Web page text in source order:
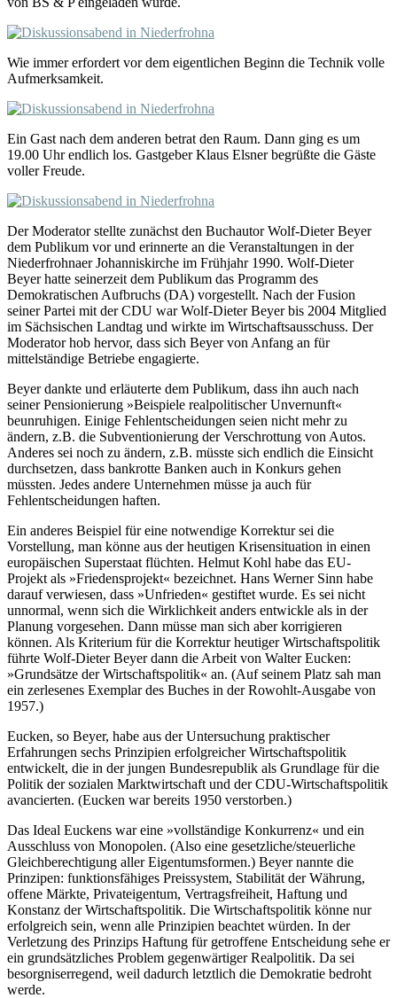
Wie immer erfordert vor dem eigentlichen Beginn die Technik volle
Aufmerksamkeit.
Ein Gast nach dem anderen betrat den Raum. Dann ging es um
19.00 Uhr endlich los. Gastgeber Klaus Elsner begrüßte die Gäste
voller Freude.
Der Moderator stellte zunächst den Buchautor Wolf-Dieter Beyer
dem Publikum vor und erinnerte an die Veranstaltungen in der
Niederfrohnaer Johanniskirche im Frühjahr 1990. Wolf-Dieter
Beyer hatte seinerzeit dem Publikum das Programm des
Demokratischen Aufbruchs (DA) vorgestellt. Nach der Fusion
seiner Partei mit der CDU war Wolf-Dieter Beyer bis 2004 Mitglied
im Sächsischen Landtag und wirkte im Wirtschaftsausschuss. Der
Moderator hob hervor, dass sich Beyer von Anfang an für
mittelständige Betriebe engagierte.
Beyer dankte und erläuterte dem Publikum, dass ihn auch nach
seiner Pensionierung »Beispiele realpolitischer Unvernunft«
beunruhigen. Einige Fehlentscheidungen seien nicht mehr zu
ändern, z.B. die Subventionierung der Verschrottung von Autos.
Anderes sei noch zu ändern, z.B. müsste sich endlich die Einsicht
durchsetzen, dass bankrotte Banken auch in Konkurs gehen
müssten. Jedes andere Unternehmen müsse ja auch für
Fehlentscheidungen haften.
Ein anderes Beispiel für eine notwendige Korrektur sei die
Vorstellung, man könne aus der heutigen Krisensituation in einen
europäischen Superstaat flüchten. Helmut Kohl habe das EU-
Projekt als »Friedensprojekt« bezeichnet. Hans Werner Sinn habe
darauf verwiesen, dass »Unfrieden« gestiftet wurde. Es sei nicht
unnormal, wenn sich die Wirklichkeit anders entwickle als in der
Planung vorgesehen. Dann müsse man sich aber korrigieren
können. Als Kriterium für die Korrektur heutiger Wirtschaftspolitik
führte Wolf-Dieter Beyer dann die Arbeit von Walter Eucken:
»Grundsätze der Wirtschaftspolitik« an. (Auf seinem Platz sah man
ein zerlesenes Exemplar des Buches in der Rowohlt-Ausgabe von
1957.)
Eucken, so Beyer, habe aus der Untersuchung praktischer
Erfahrungen sechs Prinzipien erfolgreicher Wirtschaftspolitik
entwickelt, die in der jungen Bundesrepublik als Grundlage für die
Politik der sozialen Marktwirtschaft und der CDU-Wirtschaftspolitik
avancierten. (Eucken war bereits 1950 verstorben.)
Das Ideal Euckens war eine »vollständige Konkurrenz« und ein
Ausschluss von Monopolen. (Also eine gesetzliche/steuerliche
Gleichberechtigung aller Eigentumsformen.) Beyer nannte die
Prinzipen: funktionsfähiges Preissystem, Stabilität der Währung,
offene Märkte, Privateigentum, Vertragsfreiheit, Haftung und
Konstanz der Wirtschaftspolitik. Die Wirtschaftspolitik könne nur
erfolgreich sein, wenn alle Prinzipien beachtet würden. In der
Verletzung des Prinzips Haftung für getroffene Entscheidung sehe er
ein grundsätzliches Problem gegenwärtiger Realpolitik. Da sei
besorgniserregend, weil dadurch letztlich die Demokratie bedroht
werde.